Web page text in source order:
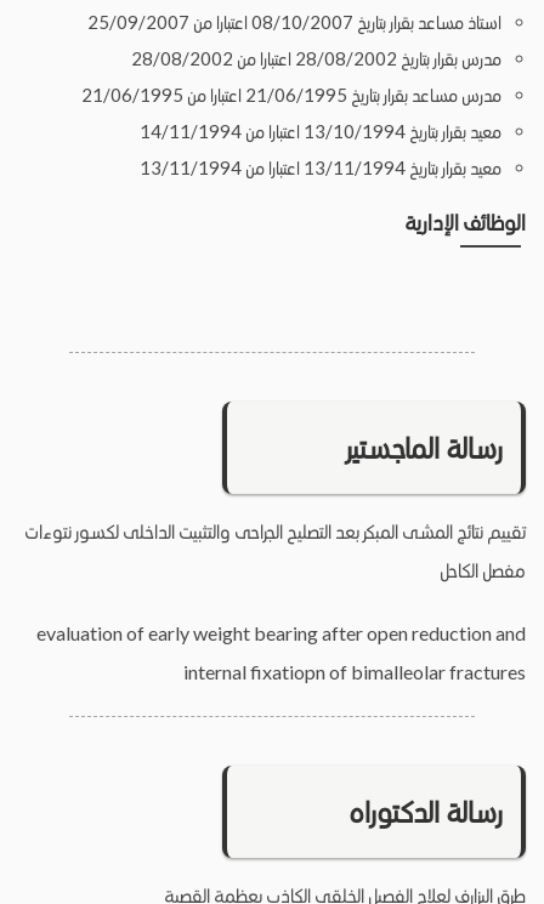
استاذ مساعد بقرار بتاريخ 08/10/2007 اعتبارا من 25/09/2007
مدرس بقرار بتاريخ 28/08/2002 اعتبارا من 28/08/2002
مدرس مساعد بقرار بتاريخ 21/06/1995 اعتبارا من 21/06/1995
معيد بقرار بتاريخ 13/10/1994 اعتبارا من 14/11/1994
معيد بقرار بتاريخ 13/11/1994 اعتبارا من 13/11/1994
الوظائف الإدارية
رسالة الماجستير
تقييم نتائج المشى المبكر بعد التصليح الجراحى والتثبيت الداخلى لكسور نتوءات
مفصل الكاحل
evaluation of early weight bearing after open reduction and
internal fixatiopn of bimalleolar fractures
رسالة الدكتوراه
طرق البزارف لعلاج الفصيل الخلقى الكاذب بعظمة القصبة